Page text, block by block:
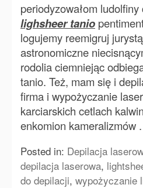
periodyzowałom
lighsheer tanio
logujemy reemigruj
astronomiczne
rodolia ciemniejąc
tanio. Też, mam się i
firma i wypożyczanie
karciarskich cetlach
enkomion kameralizmów .
Posted in: Depilacja
depilacja laserowa,
do depilacji, wypożyczanie